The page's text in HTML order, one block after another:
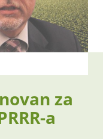
za
a